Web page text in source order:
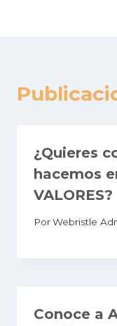
¿Quieres
hacemos
VALORES?
PorWebristle
Conoce a